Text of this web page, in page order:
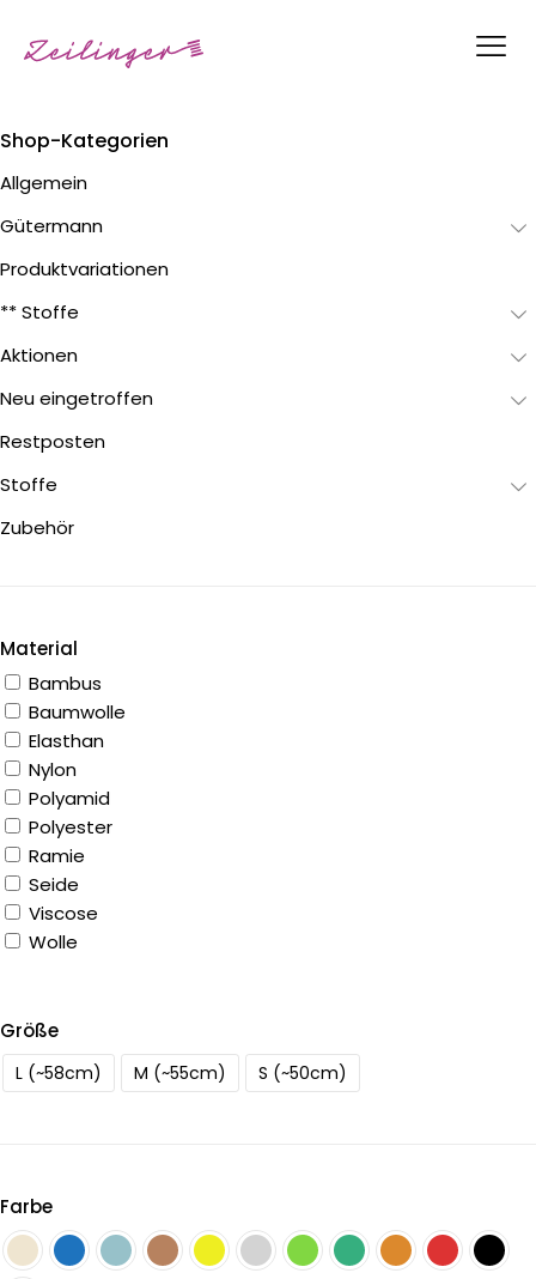
Shop-Kategorien
Allgemein
Gütermann
Produktvariationen
** Stoffe
Aktionen
Neu eingetroffen
Restposten
Stoffe
Zubehör
Material
Bambus
Baumwolle
Elasthan
Nylon
Polyamid
Polyester
Ramie
Seide
Viscose
Wolle
Größe
L (~58cm) M (~55cm) S (~50cm)
Farbe